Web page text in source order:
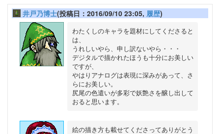
井戸乃博士(投稿日：2016/09/10 23:05, 履歴)
わたくしのキャラを題材にしてくださると
は、
うれしいやら、申し訳ないやら・・・
デジタルで描かれたほうも十分にお美しい
ですが、
やはりアナログは表現に深みがあって、さ
らにお美しい。
尻尾の色遣いが多彩で妖艶さを醸し出して
絵の描き方も載せてくださってありがとう